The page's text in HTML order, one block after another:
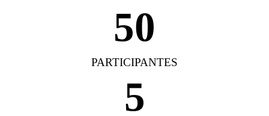
50
PARTICIPANTES
5